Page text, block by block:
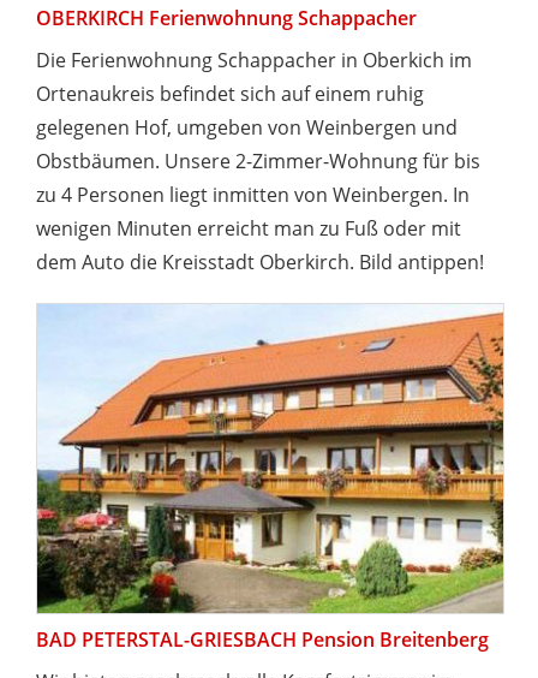
OBERKIRCH Ferienwohnung Schappacher
Die Ferienwohnung Schappacher in Oberkich im
Ortenaukreis befindet sich auf einem ruhig
gelegenen Hof, umgeben von Weinbergen und
Obstbäumen. Unsere 2-Zimmer-Wohnung für bis
zu 4 Personen liegt inmitten von Weinbergen. In
wenigen Minuten erreicht man zu Fuß oder mit
dem Auto die Kreisstadt Oberkirch. Bild antippen!
BAD PETERSTAL-GRIESBACH Pension Breitenberg